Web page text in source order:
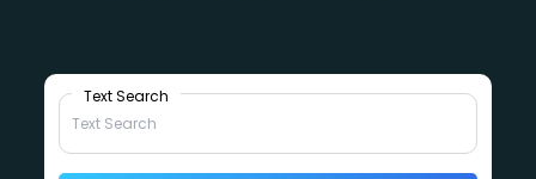
Text Search